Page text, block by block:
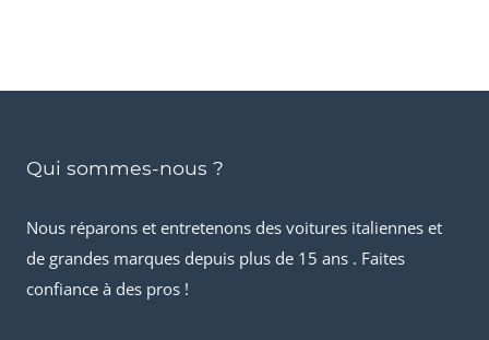
Qui sommes-nous ?
Nous réparons et entretenons des voitures italiennes et
de grandes marques depuis plus de 15 ans . Faites
confiance à des pros !